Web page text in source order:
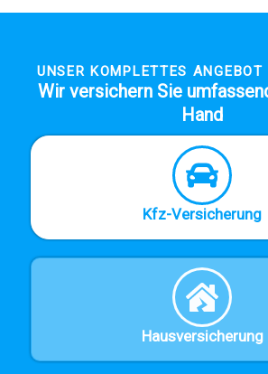
UNSER KOMPLETTES
Wir versichern Sie
Hand
Kfz-Versicherung
Hausversicherung